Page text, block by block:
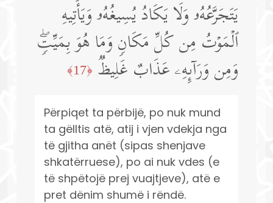
یَتَجَرَّعُهُۥ وَلَا یَكَادُ یُسِیغُهُۥ وَیَأۡتِیهِ
ٱلۡمَوۡتُ مِن كُلِّ مَكَانࣲ وَمَا هُوَ بِمَیِّتࣲۖ
وَمِن وَرَاۤىِٕهِۦ عَذَابٌ غَلِیظࣱ ﴿17﴾
Përpiqet ta përbijë, po nuk mund
ta gëlltis atë, atij i vjen vdekja nga
të gjitha anët (sipas shenjave
shkatërruese), po ai nuk vdes (e
të shpëtojë prej vuajtjeve), atë e
pret dënim shumë i rëndë.